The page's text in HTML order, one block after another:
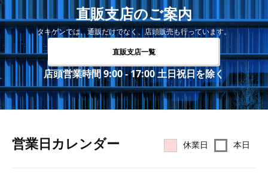
直販支店のご案内
タキゲンでは、通販だけでなく、店頭販売も行っています。
直販支店一覧
店頭営業時間 9:00 - 17:00 土日祝日を除く
営業⽇カレンダー 休業日 本日